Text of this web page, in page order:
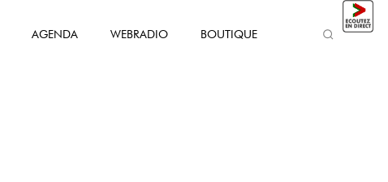
AGENDA WEBRADIO BOUTIQUE